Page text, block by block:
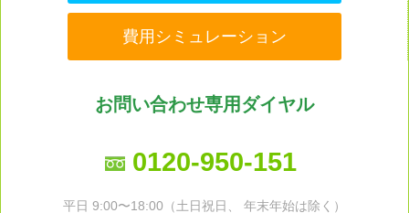
費用シミュレーション
お問い合わせ専用ダイヤル
0120-950-151
平日 9:00〜18:00（土日祝日、 年末年始は除く）